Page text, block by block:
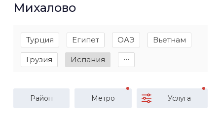
Михалово
Турция Египет ОАЭ Вьетнам
Грузия Испания ∙∙∙
Район Метро Услуга